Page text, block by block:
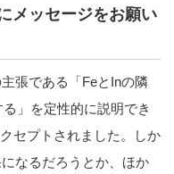
メッセージをお願い
張である「FeとInの隣
」を定性的に説明でき
セプトされました。しか
なるだろうとか、ほか